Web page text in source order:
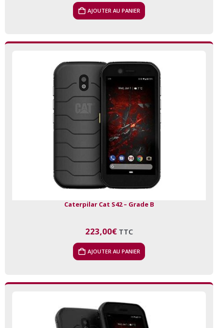
AJOUTER AU PANIER
Caterpilar Cat S42 – Grade B
223,00€ TTC
AJOUTER AU PANIER